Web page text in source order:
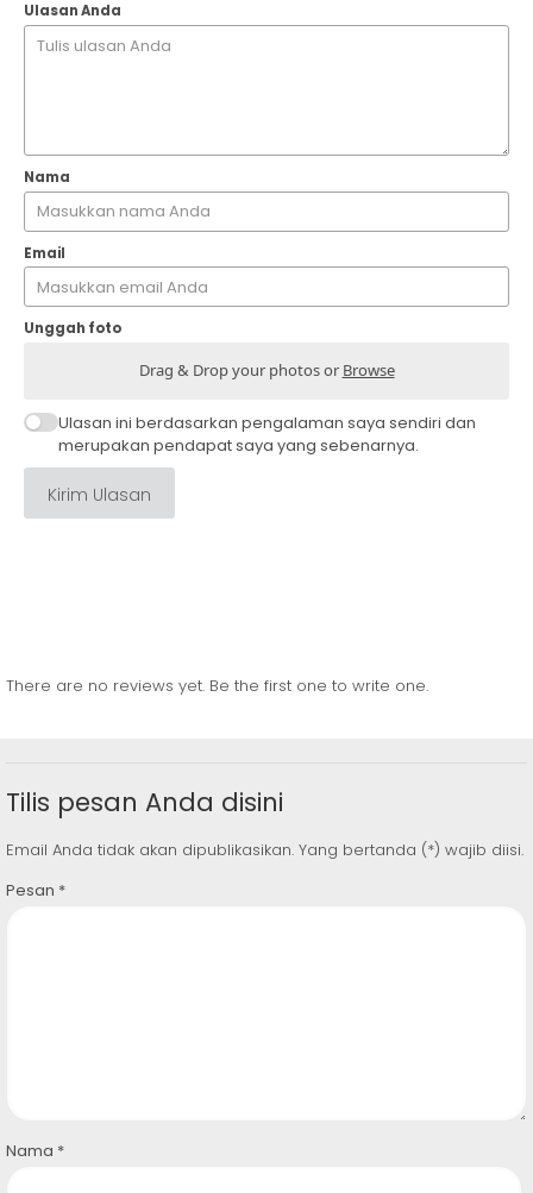
Ulasan Anda
Nama
Email
Unggah foto
Drag & Drop your photos or Browse
Ulasan ini berdasarkan pengalaman saya sendiri dan
merupakan pendapat saya yang sebenarnya.
Kirim Ulasan
There are no reviews yet. Be the first one to write one.
Tilis pesan Anda disini
Email Anda tidak akan dipublikasikan. Yang bertanda (*) wajib diisi.
Pesan *
Nama *